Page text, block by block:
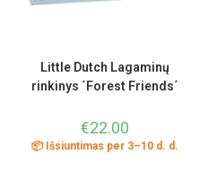
Little Dutch Lagaminų
rinkinys ´Forest Friends´
€22.00
📦 Išsiuntimas per 3–10 d. d.